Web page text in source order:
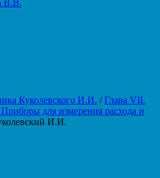
В.В.
Куколевского И.И. /Глава VII.
для измерения расхода и
И.И.